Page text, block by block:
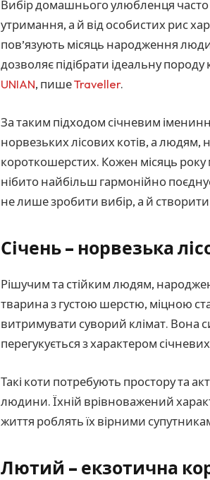
Вибір домашнього улюбленця
утримання, а й від особистих рис
пов’язують місяць народження
дозволяє підібрати ідеальну
UNIAN, пишеTraveller.
За таким підходом січневим
норвезьких лісових котів, а
короткошерстих. Кожен місяць року
нібито найбільш гармонійно
не лише зробити вибір, а й
Січень – норвезька
Рішучим та стійким людям,
тварина з густою шерстю, міцною
витримувати суворий клімат. Вона
перегукується з характером
Такі коти потребують простору та
людини. Їхній врівноважений
життя роблять їх вірними
Лютий – екзотична